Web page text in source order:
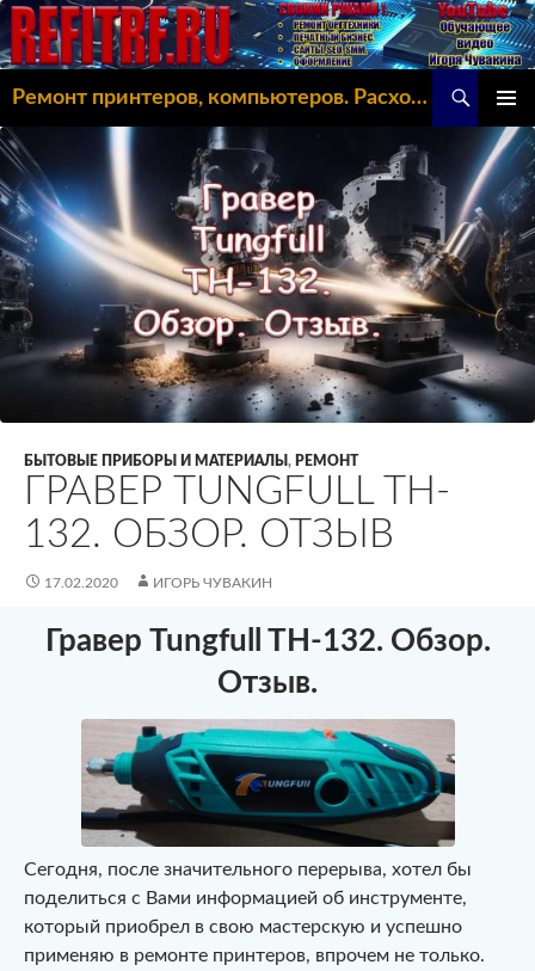
Ремонт принтеров, компьютеров. Расходка, Omoda C5
МЕНЮ
К
СОДЕРЖИМОМУ
БЫТОВЫЕ ПРИБОРЫ И МАТЕРИАЛЫ , РЕМОНТ
ГРАВЕР TUNGFULL TH-
132. ОБЗОР. ОТЗЫВ
17.02.2020 ИГОРЬ ЧУВАКИН
Гравер Tungfull TH-132. Обзор.
Отзыв.
Сегодня, после значительного перерыва, хотел бы
поделиться с Вами информацией об инструменте,
который приобрел в свою мастерскую и успешно
применяю в ремонте принтеров, впрочем не только.